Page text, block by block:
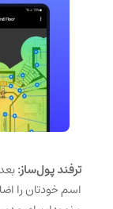
ترفند پول‌ساز: